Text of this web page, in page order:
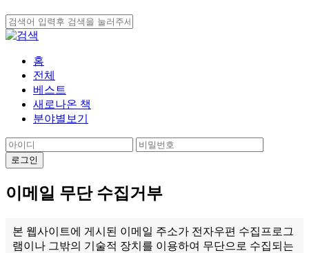
홈
전체
베스트
새로나온 책
분야별보기
이메일 무단 수집거부
본 웹사이트에 게시된 이메일 주소가 전자우편 수집프로그
램이나 그밖의 기술적 장치를 이용하여 무단으로 수집되는